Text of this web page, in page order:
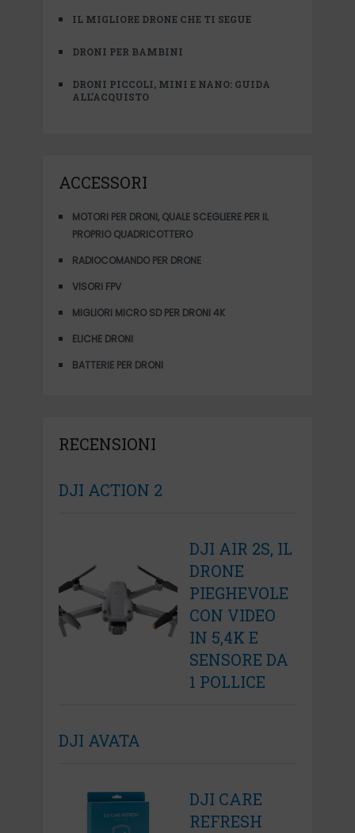
IL MIGLIORE DRONE CHE TI SEGUE
DRONI PER BAMBINI
DRONI PICCOLI, MINI E NANO: GUIDA
ALL’ACQUISTO
ACCESSORI
MOTORI PER DRONI, QUALE SCEGLIERE PER IL
PROPRIO QUADRICOTTERO
RADIOCOMANDO PER DRONE
VISORI FPV
MIGLIORI MICRO SD PER DRONI 4K
ELICHE DRONI
BATTERIE PER DRONI
RECENSIONI
DJI ACTION 2
DJI AIR 2S, IL
DRONE
PIEGHEVOLE
CON VIDEO
IN 5,4K E
SENSORE DA
1 POLLICE
DJI AVATA
DJI CARE
REFRESH